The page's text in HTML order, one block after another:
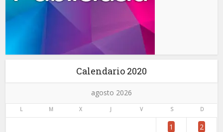
Calendario 2020
agosto 2026
L M X J V S D
1 2